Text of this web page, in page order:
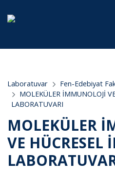
Laboratuvar
Fen-Edebiyat
MOLEKÜLER İMMUNOLOJİ
LABORATUVARI
MOLEKÜLER
VE